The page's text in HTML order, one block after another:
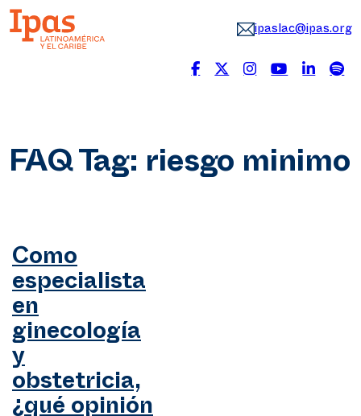
ipaslac@ipas.org
FAQ Tag: riesgo minimo
Como
especialista
en
ginecología
y
obstetricia,
¿qué opinión